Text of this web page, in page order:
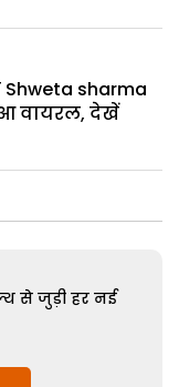
Shweta sharma
वायरल, देखें
से जुड़ी हर नई